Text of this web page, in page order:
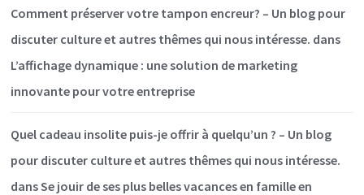
Comment préserver votre tampon encreur? – Un blog pour
discuter culture et autres thêmes qui nous intéresse. dans
L’affichage dynamique : une solution de marketing
innovante pour votre entreprise
Quel cadeau insolite puis-je offrir à quelqu’un ? – Un blog
pour discuter culture et autres thêmes qui nous intéresse.
dansSe jouir de ses plus belles vacances en famille en